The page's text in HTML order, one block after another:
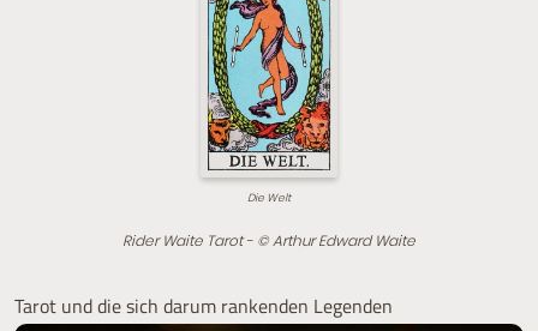
Die Welt
Rider Waite Tarot - © Arthur Edward Waite
Tarot und die sich darum rankenden Legenden